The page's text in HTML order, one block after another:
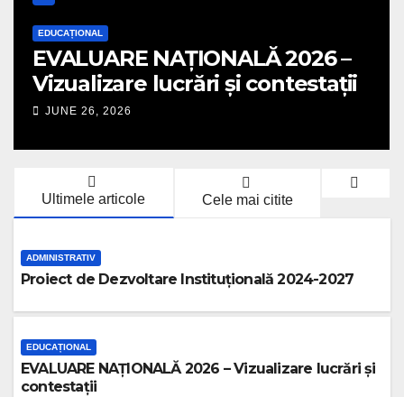
EDUCAȚIONAL
EVALUARE NAȚIONALĂ 2026 –
Vizualizare lucrări și contestații
JUNE 26, 2026
Ultimele articole Cele mai citite
ADMINISTRATIV
Proiect de Dezvoltare Instituțională 2024-2027
EDUCAȚIONAL
EVALUARE NAȚIONALĂ 2026 – Vizualizare lucrări și
contestații